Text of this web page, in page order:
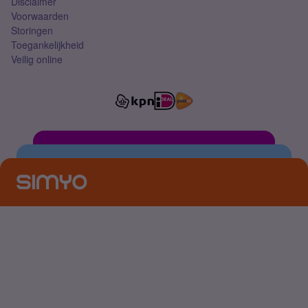
Voorwaarden
Storingen
Toegankelijkheid
Veilig online